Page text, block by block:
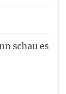
schau es